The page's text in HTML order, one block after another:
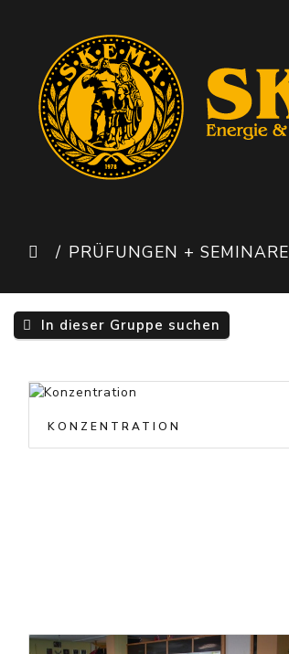
PRÜFUNGEN + SEMINARE
In dieser Gruppe suchen
KONZENTRATION